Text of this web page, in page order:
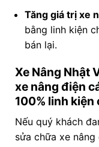
Tăng giá trị xe
bằng linh kiện
bán lại.
Xe Nâng Nhật
xe nâng điện
100% linh kiện
Nếu quý khách
sửa chữa xe nâng